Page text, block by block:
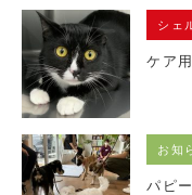
シェ
ケア
お知
パピ